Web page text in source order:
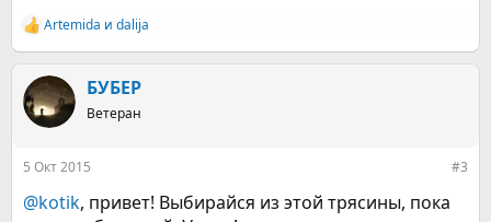
Р
е
к
ц
и
Artemida и dalija
БУБЕР
Ветеран
5 Окт 2015 #3
@kotik, привет! Выбирайся из этой трясины, пока